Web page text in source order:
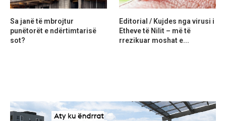
Sa janë të mbrojtur
punëtorët e ndërtimtarisë
sot?
Editorial / Kujdes nga virusi i
Etheve të Nilit – më të
rrezikuar moshat e...